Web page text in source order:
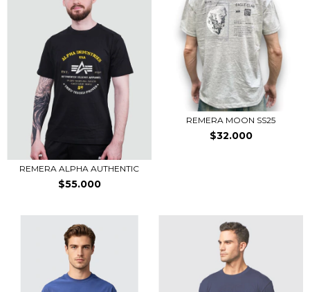
REMERA ALPHA AUTHENTIC
$55.000
REMERA MOON SS25
$32.000